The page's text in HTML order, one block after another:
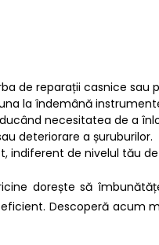
de reparații casnice sau
la îndemână
necesitatea de a
deteriorare a șuruburilor.
indiferent de nivelul tău
dorește să
Descoperă acum